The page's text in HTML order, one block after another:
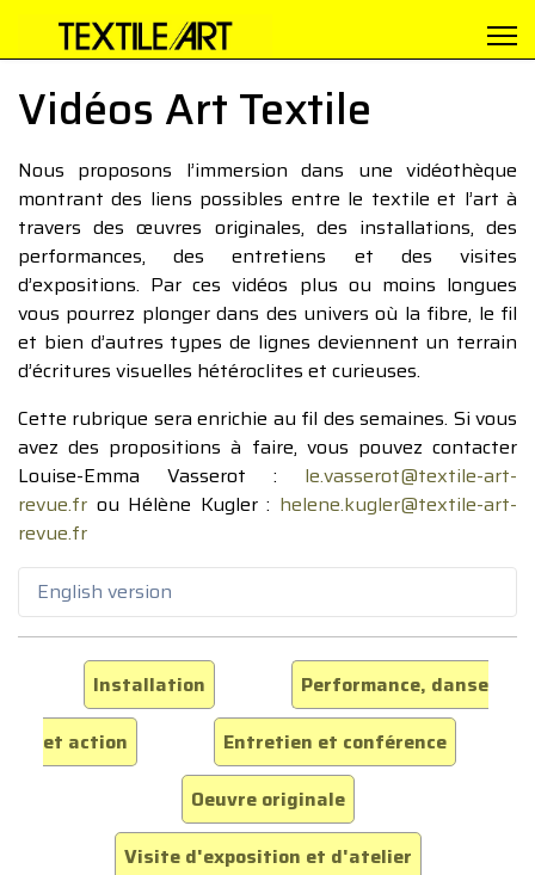
Vidéos Art Textile
Nous proposons l’immersion dans une vidéothèque
montrant des liens possibles entre le textile et l’art à
travers des œuvres originales, des installations, des
performances, des entretiens et des visites
d’expositions. Par ces vidéos plus ou moins longues
vous pourrez plonger dans des univers où la fibre, le fil
et bien d’autres types de lignes deviennent un terrain
d’écritures visuelles hétéroclites et curieuses.
Cette rubrique sera enrichie au fil des semaines. Si vous
avez des propositions à faire, vous pouvez contacter
Louise-Emma Vasserot : le.vasserot@textile-art-
revue.fr ou Hélène Kugler : helene.kugler@textile-art-
revue.fr
English version
Installation
Performance, danse
et action
Entretien et conférence
Oeuvre originale
Visite d'exposition et d'atelier